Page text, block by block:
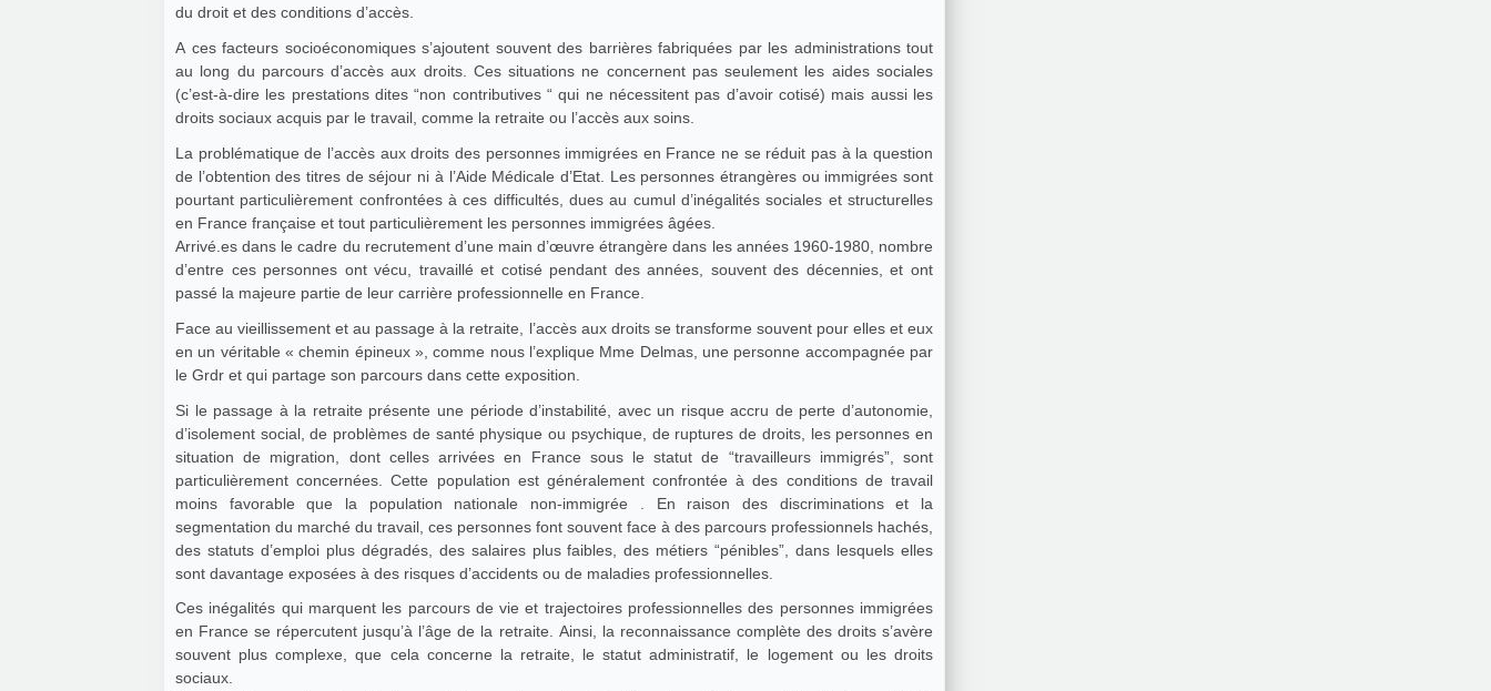
du droit et des conditions d’accès.
A ces facteurs socioéconomiques s’ajoutent souvent des barrières fabriquées par les administrations tout
au long du parcours d’accès aux droits. Ces situations ne concernent pas seulement les aides sociales
(c’est-à-dire les prestations dites “non contributives “ qui ne nécessitent pas d’avoir cotisé) mais aussi les
droits sociaux acquis par le travail, comme la retraite ou l’accès aux soins.
La problématique de l’accès aux droits des personnes immigrées en France ne se réduit pas à la question
de l’obtention des titres de séjour ni à l’Aide Médicale d’Etat. Les personnes étrangères ou immigrées sont
pourtant particulièrement confrontées à ces difficultés, dues au cumul d’inégalités sociales et structurelles
en France française et tout particulièrement les personnes immigrées âgées.
Arrivé.es dans le cadre du recrutement d’une main d’œuvre étrangère dans les années 1960-1980, nombre
d’entre ces personnes ont vécu, travaillé et cotisé pendant des années, souvent des décennies, et ont
passé la majeure partie de leur carrière professionnelle en France.
Face au vieillissement et au passage à la retraite, l’accès aux droits se transforme souvent pour elles et eux
en un véritable « chemin épineux », comme nous l’explique Mme Delmas, une personne accompagnée par
le Grdr et qui partage son parcours dans cette exposition.
Si le passage à la retraite présente une période d’instabilité, avec un risque accru de perte d’autonomie,
d’isolement social, de problèmes de santé physique ou psychique, de ruptures de droits, les personnes en
situation de migration, dont celles arrivées en France sous le statut de “travailleurs immigrés”, sont
particulièrement concernées. Cette population est généralement confrontée à des conditions de travail
moins favorable que la population nationale non-immigrée . En raison des discriminations et la
segmentation du marché du travail, ces personnes font souvent face à des parcours professionnels hachés,
des statuts d’emploi plus dégradés, des salaires plus faibles, des métiers “pénibles”, dans lesquels elles
sont davantage exposées à des risques d’accidents ou de maladies professionnelles.
Ces inégalités qui marquent les parcours de vie et trajectoires professionnelles des personnes immigrées
en France se répercutent jusqu’à l’âge de la retraite. Ainsi, la reconnaissance complète des droits s’avère
souvent plus complexe, que cela concerne la retraite, le statut administratif, le logement ou les droits
sociaux.